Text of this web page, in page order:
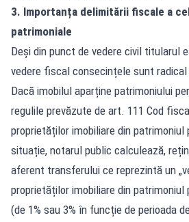
3. Importanța delimitării fiscale a
patrimoniale
Deși din punct de vedere civil titularul
vedere fiscal consecințele sunt
Dacă imobilul aparține patrimoniului
regulile prevăzute de art. 111 Cod
proprietăților imobiliare din
situație, notarul public calculează,
aferent transferului ce reprezintă un
proprietăților imobiliare din patrimoniul
(de 1% sau 3% în funcție de perioada